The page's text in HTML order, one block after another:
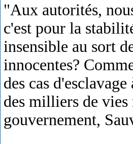
"Aux autorités,
c'est pour la
insensible au sort
innocentes?
des cas
des milliers de vies
gouvernement,